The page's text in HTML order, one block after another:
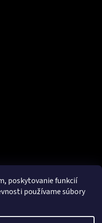
poskytovanie funkcií
používame súbory